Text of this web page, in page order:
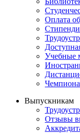
Оплата
Учебные
Выпускникам
Отзывы